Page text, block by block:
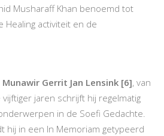
Musharaff Khan benoemd tot
Healing activiteit en de
Munawir Gerrit Jan Lensink [6], van
jaren schrijft hij regelmatig
in de Soefi Gedachte.
hij in een In Memoriam getypeerd